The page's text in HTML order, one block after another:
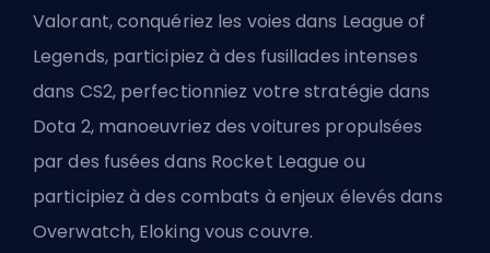
Valorant, conquériez les voies dans League of
Legends, participiez à des fusillades intenses
dans CS2, perfectionniez votre stratégie dans
Dota 2, manoeuvriez des voitures propulsées
par des fusées dans Rocket League ou
participiez à des combats à enjeux élevés dans
Overwatch, Eloking vous couvre.